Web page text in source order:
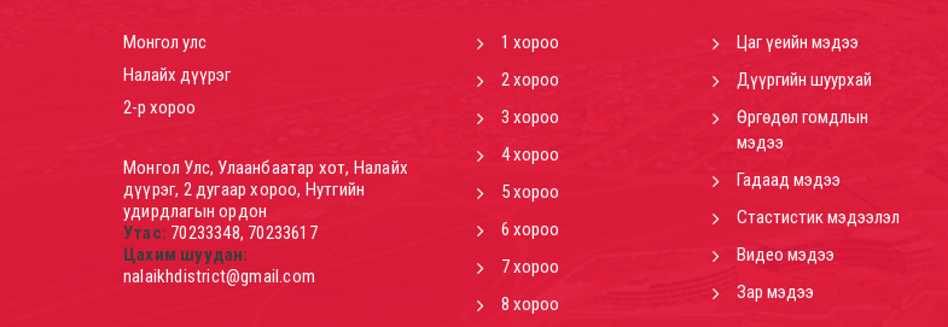
Монгол улс
Налайх дүүрэг
2-р хороо
Монгол Улс, Улаанбаатар хот, Налайх
дүүрэг, 2 дугаар хороо, Нутгийн
удирдлагын ордон
Утас: 70233348, 70233617
Цахим шуудан:
nalaikhdistrict@gmail.com
1 хороо
2 хороо
3 хороо
4 хороо
5 хороо
6 хороо
7 хороо
8 хороо
Цаг үеийн мэдээ
Дүүргийн шуурхай
Өргөдөл гомдлын
мэдээ
Гадаад мэдээ
Стастистик мэдээлэл
Видео мэдээ
Зар мэдээ